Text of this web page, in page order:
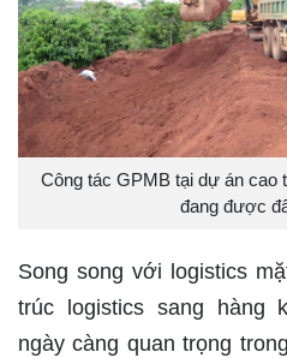
Công tác GPMB tại dự án cao
đang được
Song song với logistics
trúc logistics sang hàng
ngày càng quan trọng